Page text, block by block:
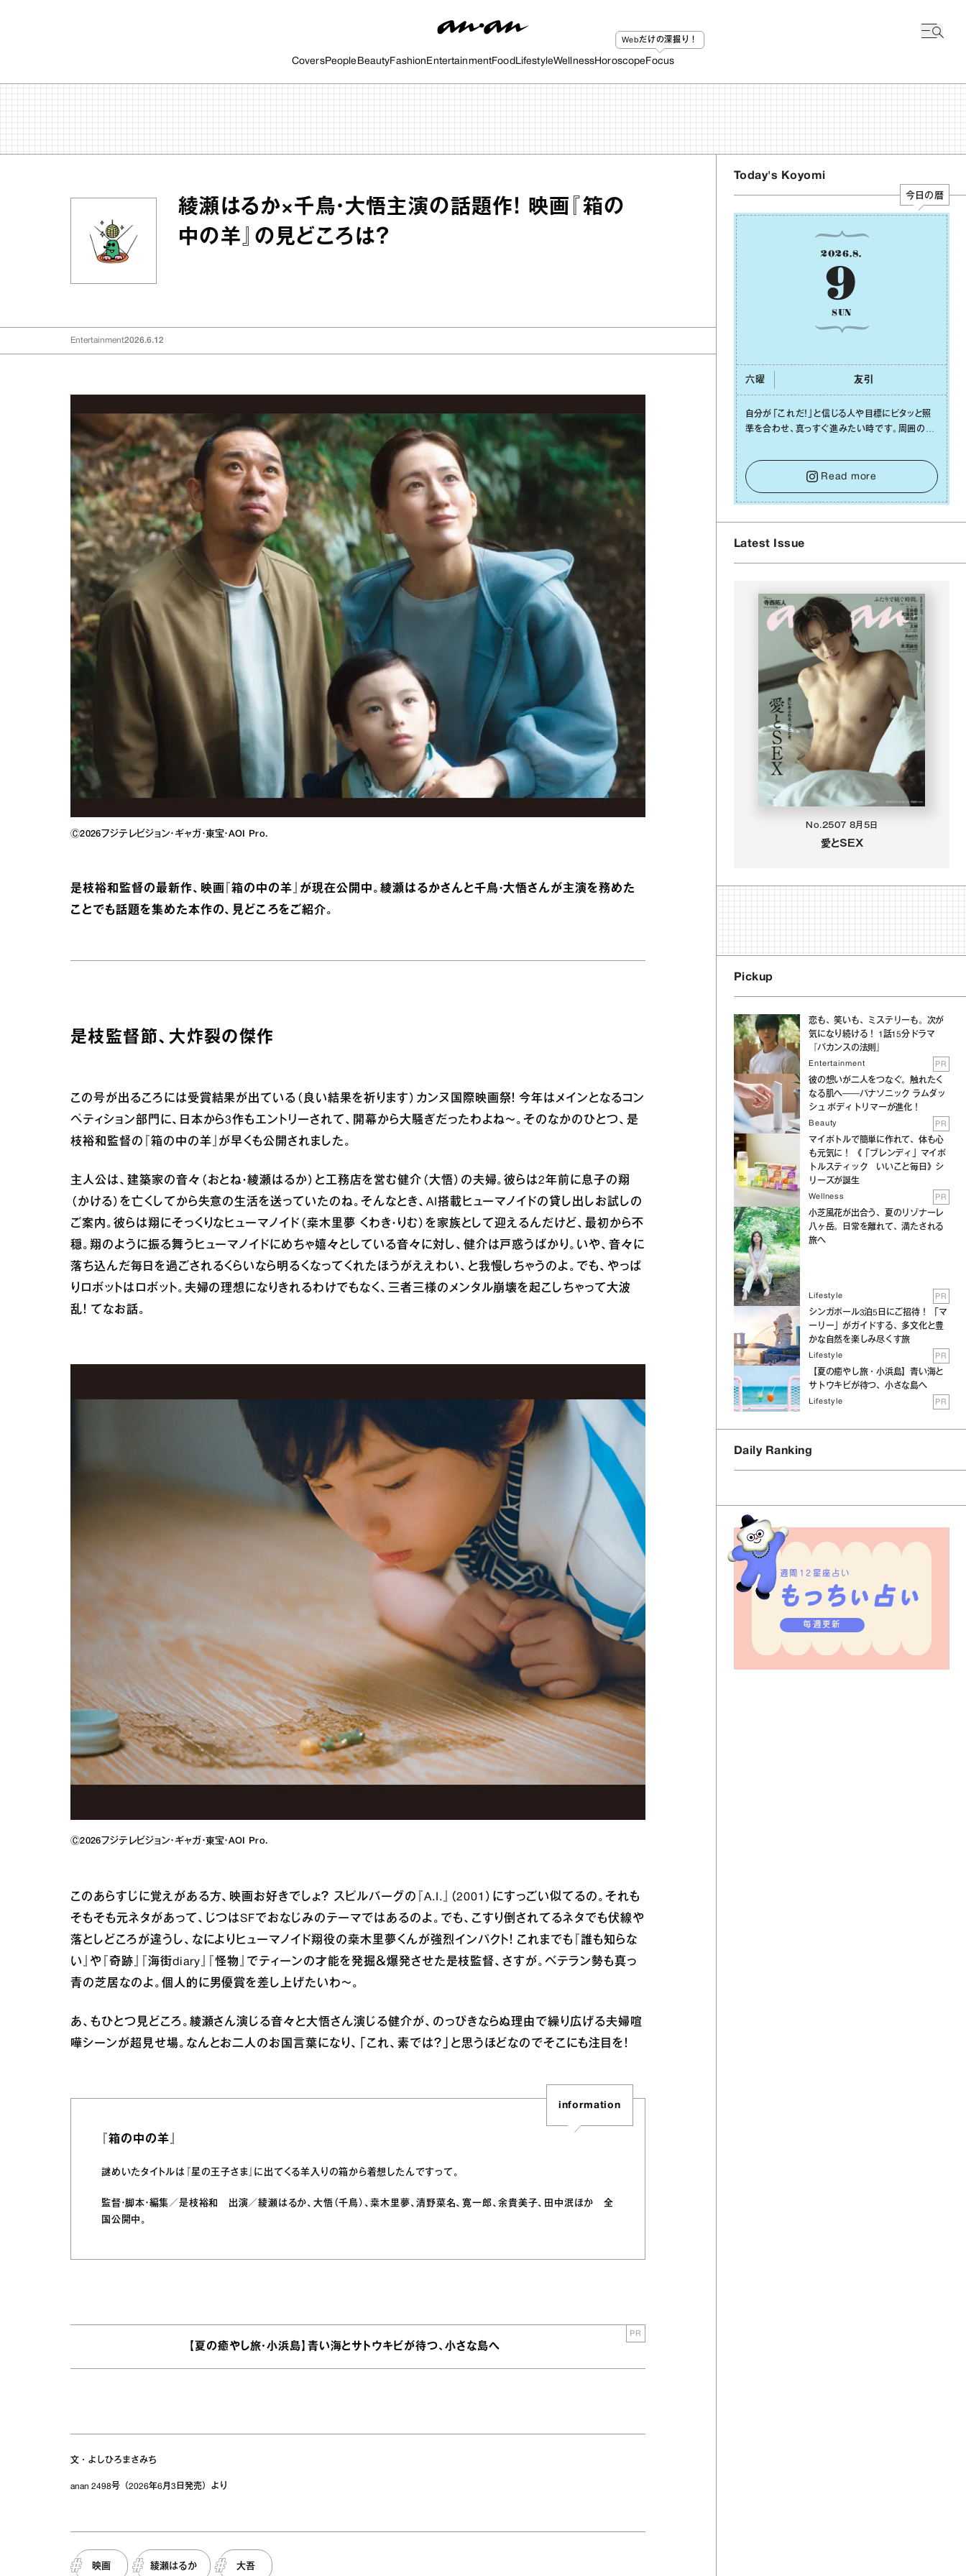
CoversPeople BeautyFashion EntertainmentFood LifestyleWellnessHoroscope
Webだけの深掘り！
Focus
綾瀬はるか×千鳥・大悟主演の話題作！ 映画『箱の
中の羊』の見どころは？
Entertainment2026.6.12
Ⓒ2026フジテレビジョン・ギャガ・東宝・AOI Pro.
是枝裕和監督の最新作、映画『箱の中の羊』が現在公開中。綾瀬はるかさんと千鳥・大悟さんが主演を務めた
ことでも話題を集めた本作の、見どころをご紹介。
是枝監督節、大炸裂の傑作
この号が出るころには受賞結果が出ている（良い結果を祈ります）カンヌ国際映画祭！ 今年はメインとなるコン
ペティション部門に、日本から3作もエントリーされて、開幕から大騒ぎだったわよね〜。そのなかのひとつ、是
枝裕和監督の『箱の中の羊』が早くも公開されました。
主人公は、建築家の音々（おとね・綾瀬はるか）と工務店を営む健介（大悟）の夫婦。彼らは2年前に息子の翔
（かける）を亡くしてから失意の生活を送っていたのね。そんなとき、AI搭載ヒューマノイドの貸し出しお試しの
ご案内。彼らは翔にそっくりなヒューマノイド（桒木里夢 くわき・りむ）を家族として迎えるんだけど、最初から不
穏。翔のように振る舞うヒューマノイドにめちゃ嬉々としている音々に対し、健介は戸惑うばかり。いや、音々に
落ち込んだ毎日を過ごされるくらいなら明るくなってくれたほうがええわい、と我慢しちゃうのよ。でも、やっぱ
りロボットはロボット。夫婦の理想になりきれるわけでもなく、三者三様のメンタル崩壊を起こしちゃって大波
乱！ てなお話。
Ⓒ2026フジテレビジョン・ギャガ・東宝・AOI Pro.
このあらすじに覚えがある方、映画お好きでしょ？ スピルバーグの『A.I.』（2001）にすっごい似てるの。それも
そもそも元ネタがあって、じつはSFでおなじみのテーマではあるのよ。でも、こすり倒されてるネタでも伏線や
落としどころが違うし、なによりヒューマノイド翔役の桒木里夢くんが強烈インパクト！ これまでも『誰も知らな
い』や『奇跡』『海街diary』『怪物』でティーンの才能を発掘＆爆発させた是枝監督、さすが。ベテラン勢も真っ
青の芝居なのよ。個人的に男優賞を差し上げたいわ〜。
あ、もひとつ見どころ。綾瀬さん演じる音々と大悟さん演じる健介が、のっぴきならぬ理由で繰り広げる夫婦喧
嘩シーンが超見せ場。なんとお二人のお国言葉になり、「これ、素では？」と思うほどなのでそこにも注目を！
information
『箱の中の羊』
謎めいたタイトルは『星の王子さま』に出てくる羊入りの箱から着想したんですって。
監督・脚本・編集／是枝裕和 出演／綾瀬はるか、大悟（千鳥）、桒木里夢、清野菜名、寛一郎、余貴美子、田中泯ほか 全
国公開中。
【夏の癒やし旅・小浜島】青い海とサトウキビが待つ、小さな島へ
PR
文・よしひろまさみち
anan 2498号（2026年6月3日発売）より
映画 綾瀬はるか 大吾
Today's Koyomi
今日の暦
2026.8.
9
SUN
六曜 友引
⾃分が「これだ！」と信じる⼈や⽬標にピタッと照
準を合わせ、真っすぐ進みたい時です。周囲の環
ても、あれこれ迷う必要はありません。余計なノイ
ズをそっと⼿放し、⽬の前のことに集中しましょ
う。そのブレない決意が、あなたにとって有意義
で安定した成果を引き寄せます。
Read more
Latest Issue
No.2507 8月5日
愛とSEX
Pickup
恋も、笑いも、ミステリーも。次が
気になり続ける！ 1話15分ドラマ
『バカンスの法則』
Entertainment PR
彼の想いが二人をつなぐ。触れたく
なる肌へ──パナソニック ラムダッ
シュ ボディトリマーが進化！
Beauty PR
マイボトルで簡単に作れて、体も心
も元気に！ 《「ブレンディ」マイボ
トルスティック いいこと毎日》シ
リーズが誕生
Wellness PR
小芝風花が出合う、夏のリゾナーレ
八ヶ岳。日常を離れて、満たされる
旅へ
Lifestyle PR
シンガポール3泊5日にご招待！ 「マ
ーリー」がガイドする、多文化と豊
かな自然を楽しみ尽くす旅
Lifestyle PR
【夏の癒やし旅・小浜島】青い海と
サトウキビが待つ、小さな島へ
Lifestyle PR
Daily Ranking
週間12星座占い
毎週更新